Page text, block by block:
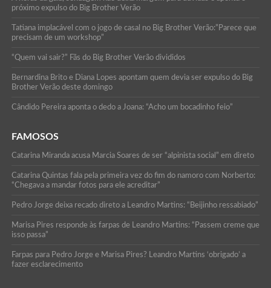
próximo expulso do Big Brother Verão
Tatiana implacável com o jogo de casal no Big Brother Verão:”Parece que
precisam de um workshop”
“Quem vai sair?” Fãs do Big Brother Verão divididos
Bernardina Brito e Diana Lopes apontam quem devia ser expulso do Big
Brother Verão deste domingo
Cândido Pereira aponta o dedo a Joana: “Acho um bocadinho feio”
FAMOSOS
Catarina Miranda acusa Marcia Soares de ser “alpinista social” em direto
Catarina Quintas fala pela primeira vez do fim do namoro com Norberto:
“Chegava a mandar fotos para ele acreditar”
Pedro Jorge deixa recado direto a Leandro Martins: “Beijinho ressabiado”
Marisa Pires responde às farpas de Leandro Martins: “Passem creme que
isso passa”
Farpas para Pedro Jorge e Marisa Pires? Leandro Martins ‘obrigado’ a
fazer esclarecimento